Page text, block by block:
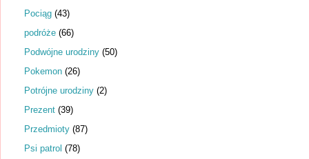
Pociąg (43)
podróże (66)
Podwójne urodziny (50)
Pokemon (26)
Potrójne urodziny (2)
Prezent (39)
Przedmioty (87)
Psi patrol (78)